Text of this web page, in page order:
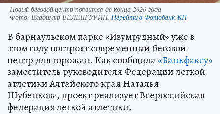
Новый беговой центр появится до конца 2026 года
Фото: Владимир ВЕЛЕНГУРИН. Перейти в Фотобанк КП
В барнаульском парке «Изумрудный» уже в
этом году построят современный беговой
центр для горожан. Как сообщила«Банкфаксу»
заместитель руководителя Федерации легкой
атлетики Алтайского края Наталья
Шубенкова, проект реализует Всероссийская
федерация легкой атлетики.